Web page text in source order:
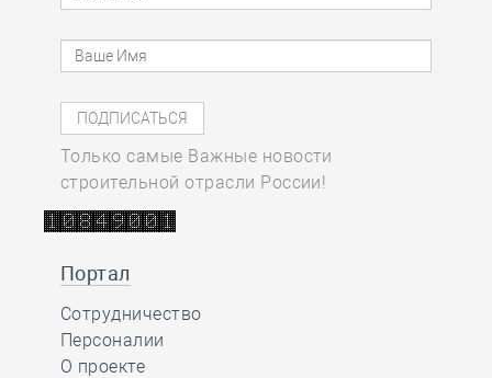
Только самые Важные новости
строительной отрасли России!
Портал
Сотрудничество
Персоналии
О проекте